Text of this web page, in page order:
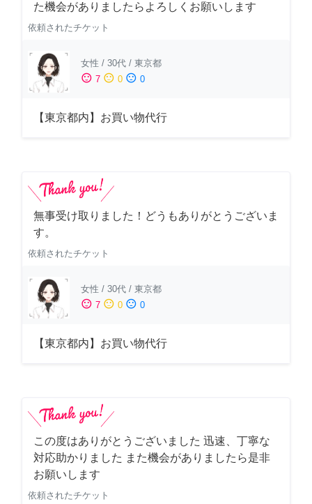
た機会がありましたらよろしくお願いします
依頼されたチケット
女性 / 30代 / 東京都
sentiment_satisfied 7 sentiment_neutral 0 sentiment_dissatisfied 0
【東京都内】お買い物代行
無事受け取りました！どうもありがとうございま
す。
依頼されたチケット
女性 / 30代 / 東京都
sentiment_satisfied 7 sentiment_neutral 0 sentiment_dissatisfied 0
【東京都内】お買い物代行
この度はありがとうございました 迅速、丁寧な
対応助かりました また機会がありましたら是非
お願いします
依頼されたチケット